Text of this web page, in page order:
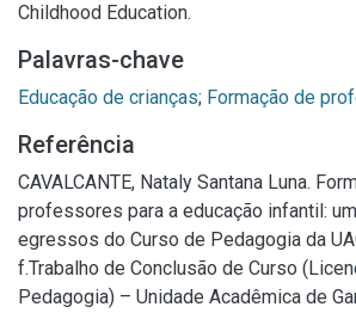
Childhood Education.
Palavras-chave
Educação de crianças; Formação de
Referência
CAVALCANTE, Nataly Santana Luna.
professores para a educação infantil:
egressos do Curso de Pedagogia da
f.Trabalho de Conclusão de Curso
Pedagogia) – Unidade Acadêmica de